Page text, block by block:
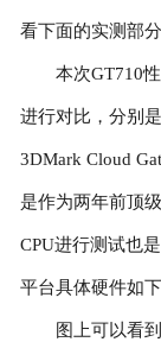
看下面的实测部分
本次GT710性
进行对比，分别
3DMark Cloud
是作为两年前顶
CPU进行测试也
平台具体硬件如下
图上可以看到